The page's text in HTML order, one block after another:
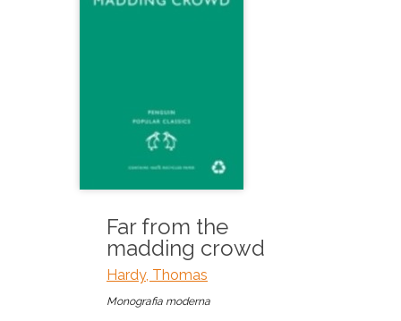
Far from the
madding crowd
Hardy, Thomas
Monografia moderna